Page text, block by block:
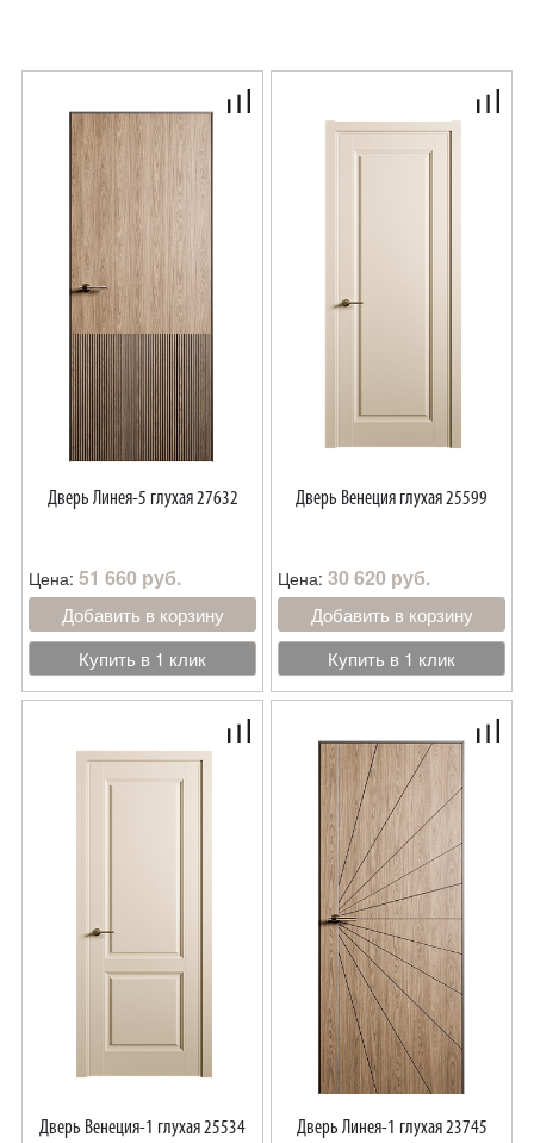
Дверь Линея-5 глухая 27632
Цена: 51 660 руб.
Добавить в корзину
Купить в 1 клик
Дверь Венеция глухая 25599
Цена: 30 620 руб.
Добавить в корзину
Купить в 1 клик
Дверь Венеция-1 глухая 25534 Дверь Линея-1 глухая 23745